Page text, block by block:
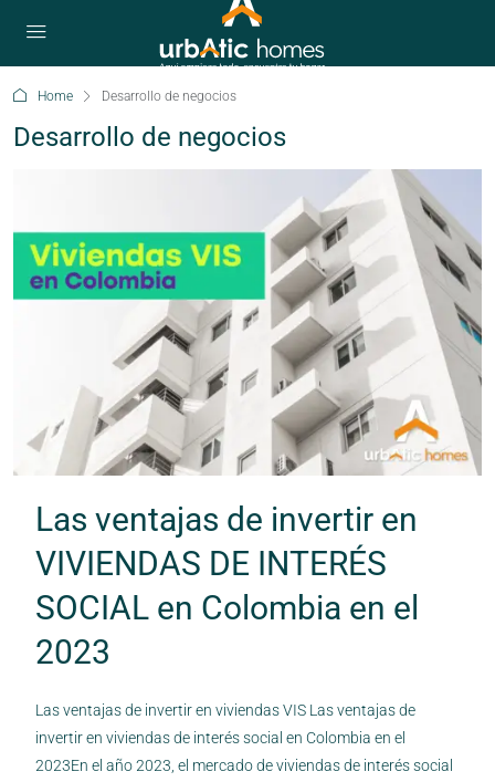
Home Desarrollo de negocios
Desarrollo de negocios
Las ventajas de invertir en
VIVIENDAS DE INTERÉS
SOCIAL en Colombia en el
2023
Las ventajas de invertir en viviendas VIS Las ventajas de
invertir en viviendas de interés social en Colombia en el
2023En el año 2023, el mercado de viviendas de interés social